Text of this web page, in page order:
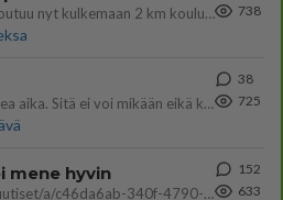
Hesarissa päivitellään lapset joutuu nyt kulkemaan 2 km kouluun jösses. Ruostefillarilla tuo matka menee vaikka miten äk
738
Kohtaamme jälleen kun on oikea aika. Sitä ei voi mikään eikä kukaan estää <3 <3
38
725
mene hyvin
https://www.iltalehti.fi/viihdeuutiset/a/c46da6ab-340f-4790-aaa7-0865eed2336 Yrityksen konkurssihakemus on tullut kärä
152
633